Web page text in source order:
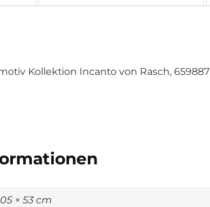
Kollektion Incanto von Rasch, 659887
× 53 cm